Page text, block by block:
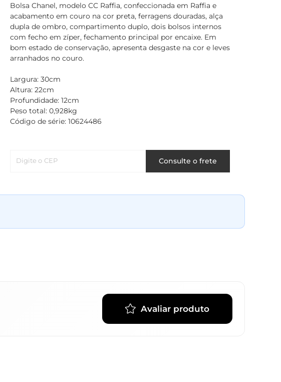
Bolsa Chanel, modelo CC Raffia, confeccionada em Raffia e
acabamento em couro na cor preta, ferragens douradas, alça
dupla de ombro, compartimento duplo, dois bolsos internos
com fecho em zíper, fechamento principal por encaixe. Em
bom estado de conservação, apresenta desgaste na cor e leves
arranhados no couro.
Largura: 30cm
Altura: 22cm
Profundidade: 12cm
Peso total: 0,928kg
Código de série: 10624486
Digite o CEP Consulte o frete
Avaliar produto